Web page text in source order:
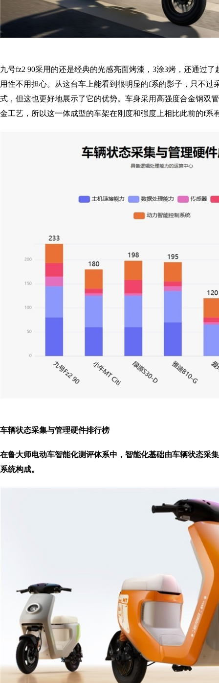
九号fz2 90采用的还是经典的光感亮面烤漆，3涂3烤，还通过了
用性不用担心。从这台车上能看到很明显的f系的影子，只不过
式，但这也更好地展示了它的优势。车身采用高强度合金钢双
金工艺，所以这一体成型的车架在刚度和强度上相比此前的f系
车辆状态采集与管理硬件排行榜
在鲁大师电动车智能化测评体系中，智能化基础由车辆状态采
系统构成。